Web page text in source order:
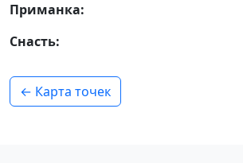
Приманка:
Снасть:
← Карта точек